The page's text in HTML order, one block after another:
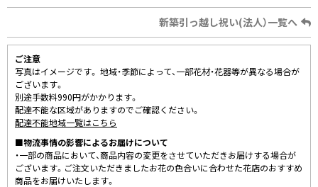
新築引っ越し祝い(法人）一覧へ
ご注意
写真はイメージです。 地域・季節によって、一部花材・花器等が異なる場合が
ございます。
別途手数料990円がかかります。
配達不能な区域がありますのでご確認ください。
配達不能地域一覧はこちら
■物流事情の影響によるお届けについて
・一部の商品において、商品内容の変更をさせていただきお届けする場合が
ございます。ご注文いただきましたお花の色合いに合わせた花店のおすすめ
商品をお届けいたします。